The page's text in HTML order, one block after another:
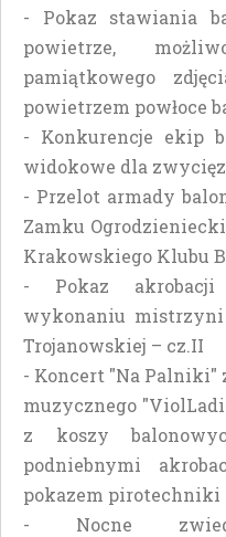
- Pokaz stawiania
powietrze,
pamiątkowego
powietrzem powłoce
- Konkurencje ekip
widokowe dla
- Przelot armady
Zamku
Krakowskiego Klubu
- Pokaz
wykonaniu
Trojanowskiej – cz.II
- Koncert "Na Palniki"
muzycznego
z koszy
podniebnymi
pokazem pirotechniki
- Nocne